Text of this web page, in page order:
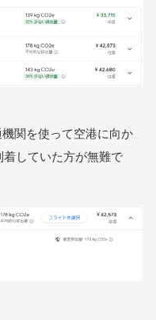
関を使って空港に向か
していた方が無難で